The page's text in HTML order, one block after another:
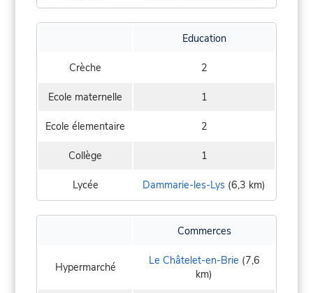
Education
Crèche 2
Ecole maternelle 1
Ecole élementaire 2
Collège 1
Lycée Dammarie-les-Lys (6,3 km)
Commerces
Hypermarché Le Châtelet-en-Brie (7,6
km)